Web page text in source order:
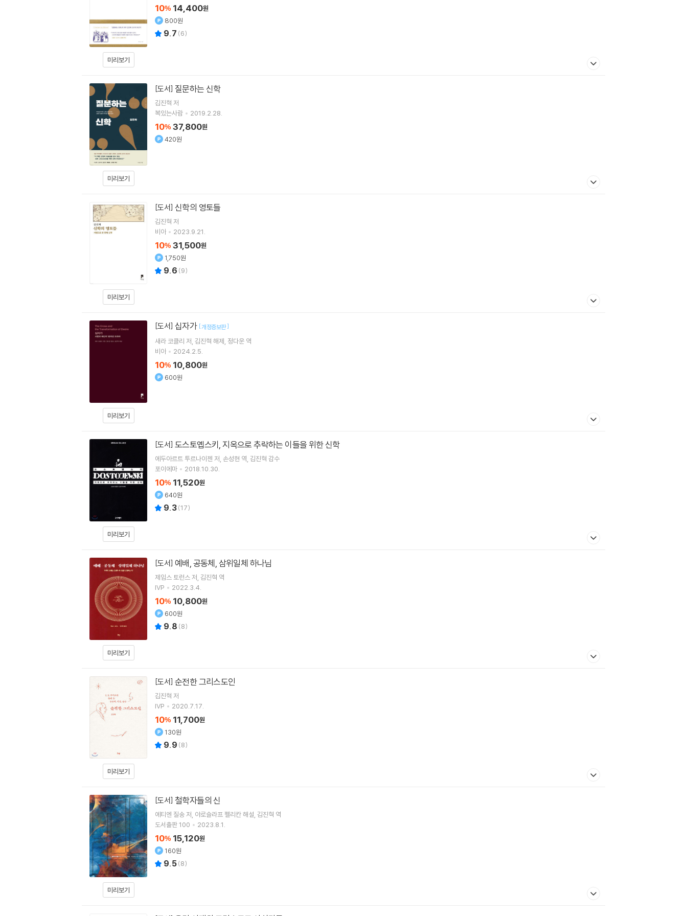
미리보기
10% 14,400원
800원
9.7 (6)
미리보기
[도서] 질문하는 신학
김진혁 저
복있는사람
2019.2.28.
10% 37,800원
420원
미리보기
[도서] 신학의 영토들
김진혁 저
비아
2023.9.21.
10% 31,500원
1,750원
9.6 (9)
미리보기
[도서] 십자가 [개정증보판]
새라 코클리 저 김진혁 해제 정다운 역
비아
2024.2.5.
10% 10,800원
600원
미리보기
[도서] 도스토옙스키, 지옥으로 추락하는 이들을 위한 신학
에두아르트 투르나이젠 저 손성현 역 김진혁 감수
포이에마
2018.10.30.
10% 11,520원
640원
9.3(17)
미리보기
[도서] 예배, 공동체, 삼위일체 하나님
제임스 토런스 저 김진혁 역
IVP
2022.3.4.
10% 10,800원
600원
9.8 (8)
미리보기
[도서] 순전한 그리스도인
김진혁 저
IVP
2020.7.17.
10% 11,700원
130원
9.9 (8)
미리보기
[도서] 철학자들의 신
에티엔 질송저 야로슬라프 펠리칸해설 김진혁 역
도서출판 100
2023.8.1.
10% 15,120원
160원
9.5(8)